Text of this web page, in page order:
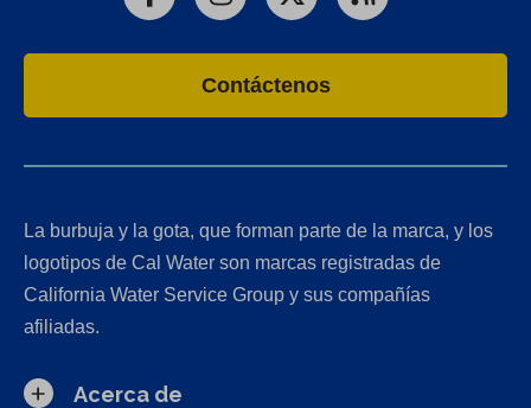
FacebookInstagram
X RSS
Contáctenos
La burbuja y la gota, que forman parte de la marca, y los
logotipos de Cal Water son marcas registradas de
California Water Service Group y sus compañías
afiliadas.
Acerca de